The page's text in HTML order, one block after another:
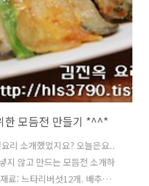
한 모듬전 만들기 *^^*
리 소개했었지요? 오늘은요..
지 않고 만드는 모듬전 소개하
료: 느타리버섯12개. 배추김